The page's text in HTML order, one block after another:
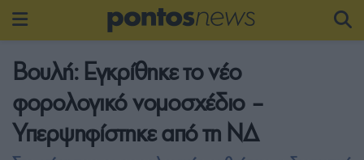
Βουλή: Εγκρίθηκε το νέο
φορολογικό νομοσχέδιο –
Υπερψηφίστηκε από τη ΝΔ